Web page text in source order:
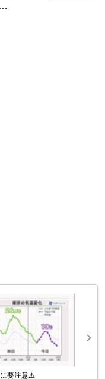
要注意⚠️